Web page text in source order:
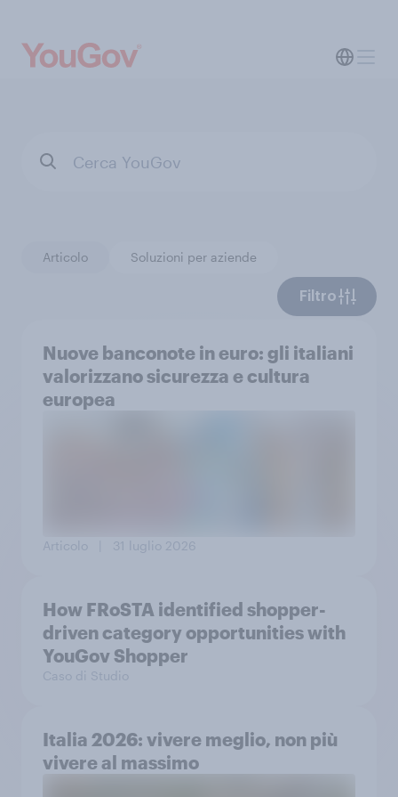
Articolo Soluzioni per aziende
Filtro
Nuove banconote in euro: gli italiani
valorizzano sicurezza e cultura
europea
Articolo | 31 luglio 2026
How FRoSTA identified shopper-
driven category opportunities with
YouGov Shopper
Caso di Studio
Italia 2026: vivere meglio, non più
vivere al massimo